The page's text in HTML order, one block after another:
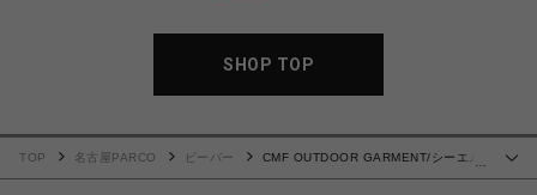
SHOP TOP
…
TOP 名古屋PARCO ビーバー
CMF OUTDOOR GARMENT/シーエム